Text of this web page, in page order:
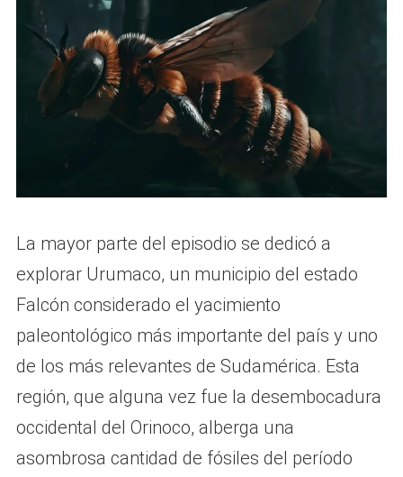
La mayor parte del episodio se dedicó a
explorar Urumaco, un municipio del estado
Falcón considerado el yacimiento
paleontológico más importante del país y uno
de los más relevantes de Sudamérica. Esta
región, que alguna vez fue la desembocadura
occidental del Orinoco, alberga una
asombrosa cantidad de fósiles del período